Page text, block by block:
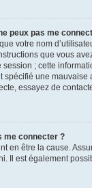
peux pas me
votre nom
que vous
; cette
spécifié une
essayez de
me connecter ?
en être la cause.
Il est également